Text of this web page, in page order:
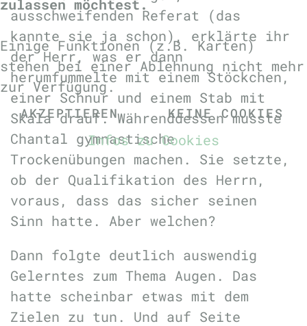
ausschweifenden Referat (das
kannte sie ja schon), erklärte ihr
der Herr, was er dann
herumfummelte mit einem Stöckchen,
einer Schnur und einem Stab mit
Skala drauf. Währenddessen musste
Chantal gymnastische
Trockenübungen machen. Sie setzte,
ob der Qualifikation des Herrn,
voraus, dass das sicher seinen
Sinn hatte. Aber welchen?
Dann folgte deutlich auswendig
Gelerntes zum Thema Augen. Das
hatte scheinbar etwas mit dem
Zielen zu tun. Und auf Seite
zulassen möchtest.
Einige Funktionen (z.B. Karten)
stehen bei einer Ablehnung nicht mehr
zur Verfügung.
AKZEPTIEREN KEINE COOKIES
Infos zu Cookies